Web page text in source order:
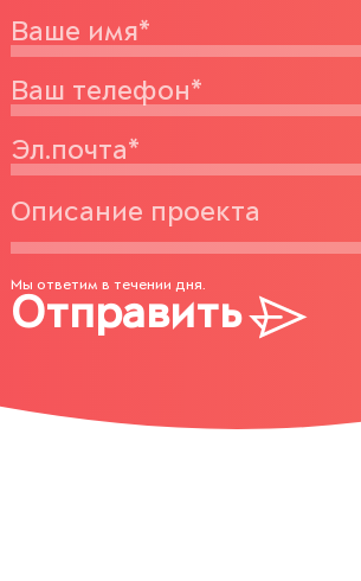
Мы ответим в течении дня.
Отправить